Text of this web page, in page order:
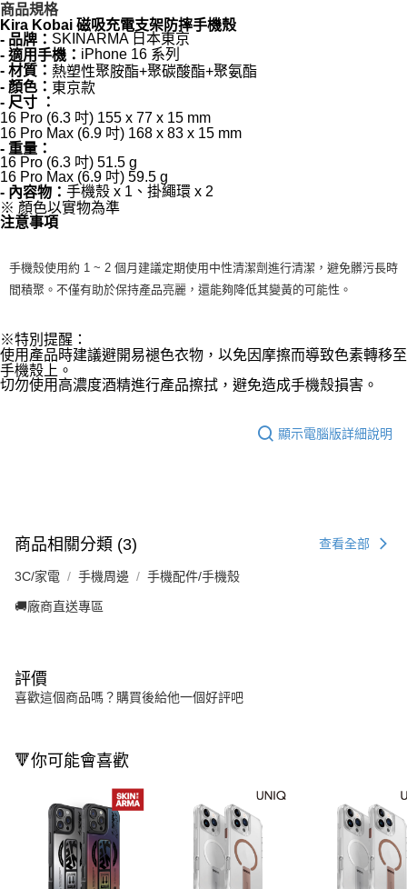
商品規格
Kira Kobai 磁吸充電支架防摔手機殼
- 品牌： SKINARMA 日本東京
- 適用手機： iPhone 16 系列
- 材質： 熱塑性聚胺酯+聚碳酸酯+聚氨酯
- 顏色： 東京款
- 尺寸 ：
16 Pro (6.3 吋) 155 x 77 x 15 mm
16 Pro Max (6.9 吋) 168 x 83 x 15 mm
- 重量：
16 Pro (6.3 吋) 51.5 g
16 Pro Max (6.9 吋) 59.5 g
- 內容物： 手機殼 x 1、掛繩環 x 2
※ 顏色以實物為準
注意事項
手機殼使用約 1 ~ 2 個月建議定期使用中性清潔劑進行清潔，避免髒污長時
間積聚。不僅有助於保持產品亮麗，還能夠降低其變黃的可能性。
※特別提醒：
使用產品時建議避開易褪色衣物，以免因摩擦而導致色素轉移至
手機殼上。
切勿使用高濃度酒精進行產品擦拭，避免造成手機殼損害。
顯示電腦版詳細說明
商品相關分類 (3) 查看全部
3C/家電 手機周邊 手機配件/手機殼
🚚廠商直送專區
評價
喜歡這個商品嗎？購買後給他一個好評吧
🔻你可能會喜歡